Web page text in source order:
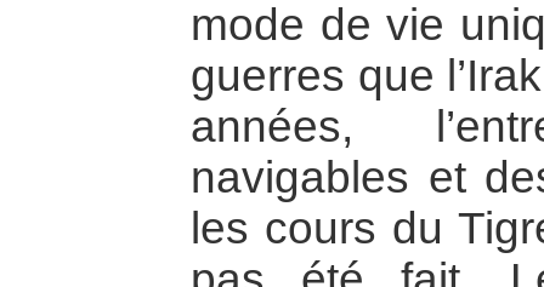
mode de vie
guerres que
années,
navigables et
les cours du